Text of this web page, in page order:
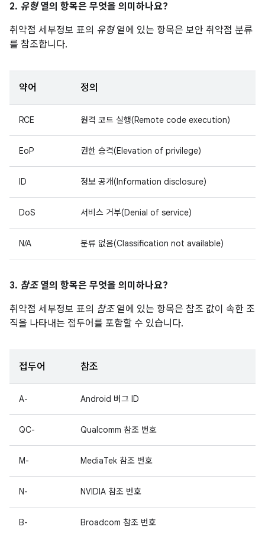
2. 유형열의 항목은 무엇을 의미하나요?
취약점 세부정보 표의 유형열에 있는 항목은 보안 취약점 분류
를 참조합니다.
약어 정의
RCE 원격 코드 실행(Remote code execution)
EoP 권한 승격(Elevation of privilege)
ID 정보 공개(Information disclosure)
DoS 서비스 거부(Denial of service)
N/A 분류 없음(Classification not available)
3. 참조열의 항목은 무엇을 의미하나요?
취약점 세부정보 표의 참조열에 있는 항목은 참조 값이 속한 조
직을 나타내는 접두어를 포함할 수 있습니다.
접두어 참조
A- Android 버그 ID
QC- Qualcomm 참조 번호
M- MediaTek 참조 번호
N- NVIDIA 참조 번호
B- Broadcom 참조 번호